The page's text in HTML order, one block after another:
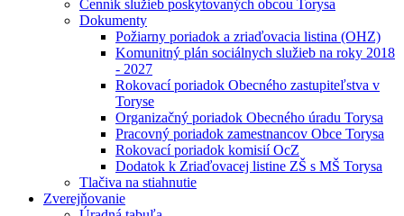
Cenník služieb poskytovaných obcou Torysa
Dokumenty
Požiarny poriadok a zriaďovacia listina (OHZ)
Komunitný plán sociálnych služieb na roky 2018
- 2027
Rokovací poriadok Obecného zastupiteľstva v
Toryse
Organizačný poriadok Obecného úradu Torysa
Pracovný poriadok zamestnancov Obce Torysa
Rokovací poriadok komisií OcZ
Dodatok k Zriaďovacej listine ZŠ s MŠ Torysa
Tlačiva na stiahnutie
Zverejňovanie